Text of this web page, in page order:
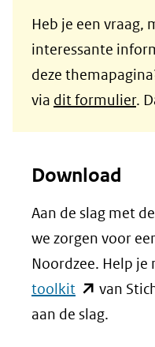
Heb je een vraag,
interessante
deze
via dit formulier.
Download
Aan de slag met
we zorgen voor
Noordzee. Help je
toolkit (opent
in
van
aan de slag.